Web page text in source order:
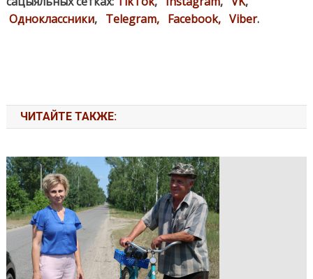
Одноклассники, Telegram, Facebook, Viber.
ЧИТАЙТЕ ТАКЖЕ: